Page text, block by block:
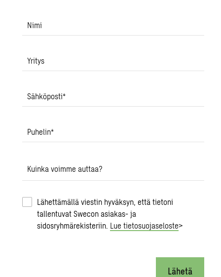
Nimi
Yritys
Sähköposti*
Puhelin*
Kuinka voimme auttaa?
Lähettämällä viestin hyväksyn, että tietoni
tallentuvat Swecon asiakas- ja
sidosryhmärekisteriin. Lue tietosuojaseloste>
Lähetä